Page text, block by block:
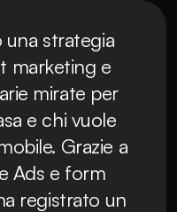
strategia
marketing e
mirate per
e chi vuole
Grazie a
Ads e form
registrato un